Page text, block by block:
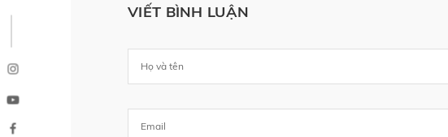
VIẾT BÌNH LUẬN